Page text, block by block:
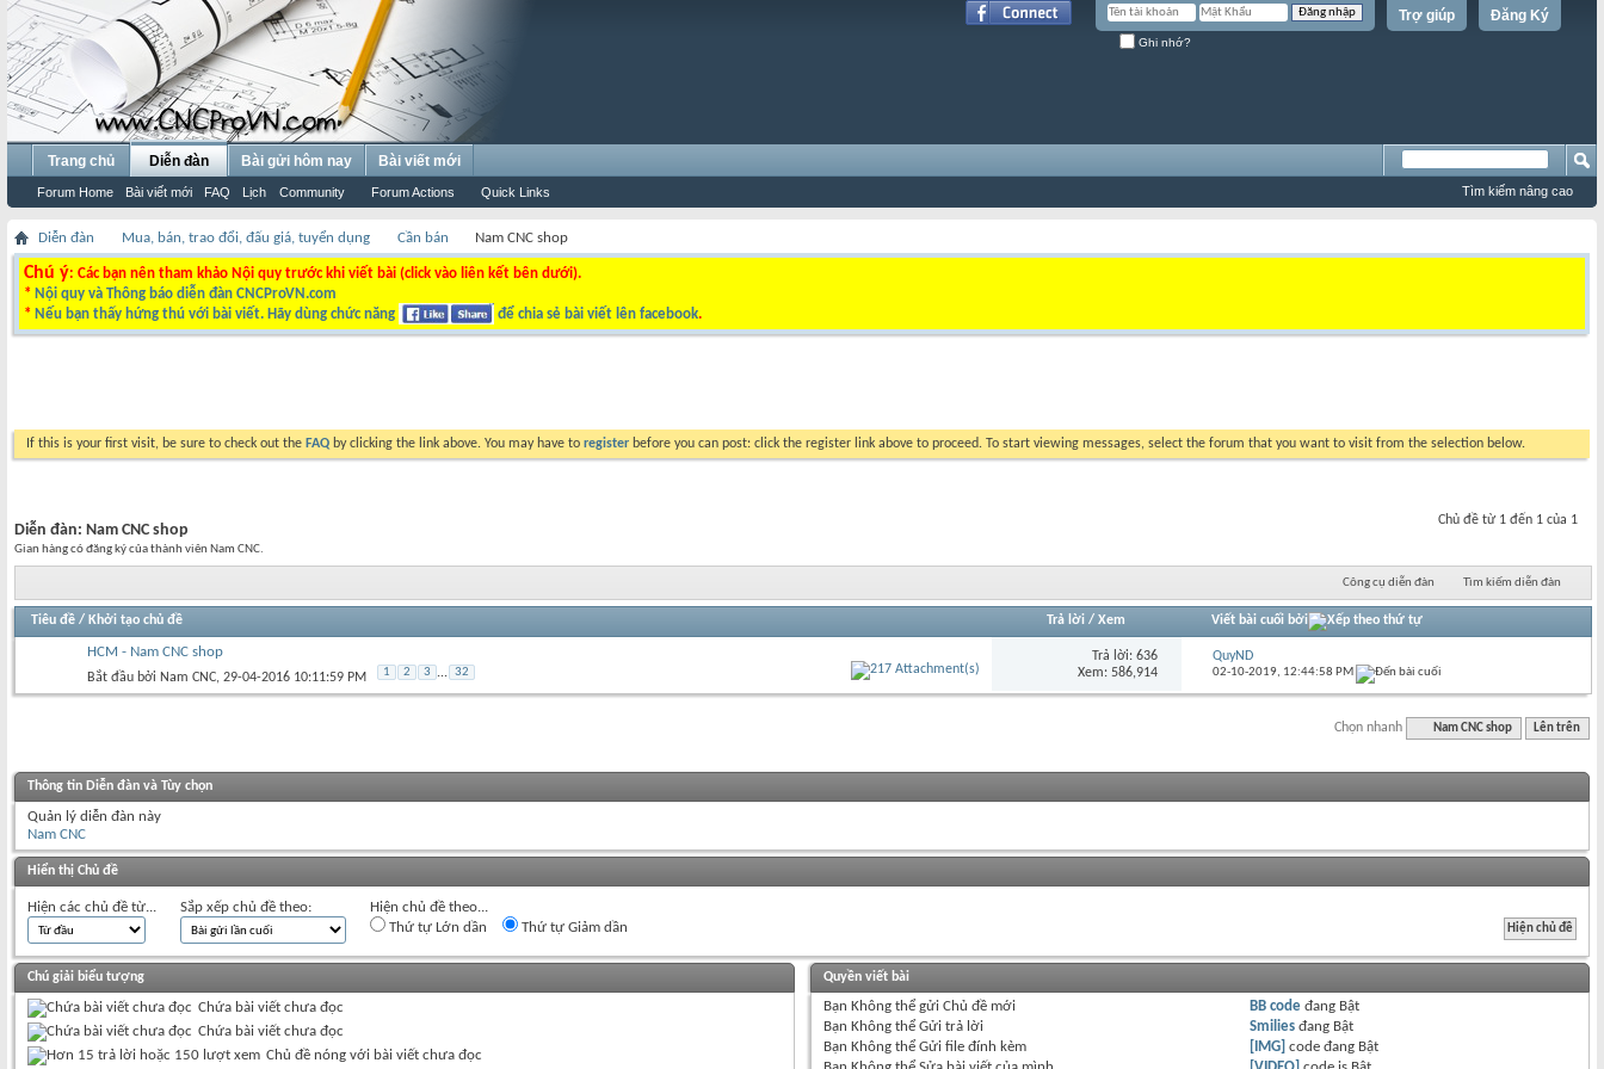
Đăng Ký
Trợ giúp
Ghi nhớ?
Trang chủ Diễn đàn
Forum Home Bài viết mới FAQ Lịch Community Forum Actions Quick Links
Bài gửi hôm nay Bài viết mới
Tìm kiếm nâng cao
Diễn đàn Mua, bán, trao đổi, đấu giá, tuyển dụng Cần bán Nam CNC shop
Chú ý: Các bạn nên tham khảo Nội quy trước khi viết bài (click vào liên kết bên dưới).
* Nội quy và Thông báo diễn đàn CNCProVN.com
* Nếu bạn thấy hứng thú với bài viết. Hãy dùng chức năng để chia sẻ bài viết lên facebook.
If this is your first visit, be sure to check out the FAQ by clicking the link above. You may have to register before you can post: click the register link above to proceed. To start viewing messages, select the forum that you want to visit from the selection below.
Chủ đề từ 1 đến 1 của 1
Diễn đàn: Nam CNC shop
Gian hàng có đăng ký của thành viên Nam CNC.
Công cụ diễn đàn Tìm kiếm diễn đàn
Tiêu đề / Khởi tạo chủ đề Trả lời/ Xem Viết bài cuối bởi
HCM - Nam CNC shop
Bắt đầu bởi Nam CNC‎, 29-04-2016 10:11:59 PM 1 2 3 ... 32
Trả lời: 636
Xem: 586,914
QuyND
02-10-2019, 12:44:58 PM
Chọn nhanh Nam CNC shop Lên trên
Thông tin Diễn đàn và Tùy chọn
Quản lý diễn đàn này
Nam CNC
Hiển thị Chủ đề
Hiện các chủ đề từ... Sắp xếp chủ đề theo:
Hiện chủ đề theo...
Thứ tự Lớn dần
Thứ tự Giảm dần
Chú giải biểu tượng
Chứa bài viết chưa đọc
Chứa bài viết chưa đọc
Chủ đề nóng với bài viết chưa đọc
Quyền viết bài
Bạn Không thểgửi Chủ đề mới
Bạn Không thểGửi trả lời
Bạn Không thểGửi file đính kèm
BB code đang Bật
Smilies đang Bật
[IMG] code đang Bật